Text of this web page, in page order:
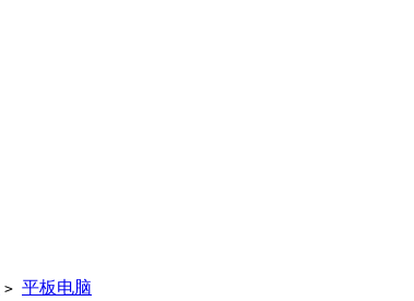
> 平板电脑